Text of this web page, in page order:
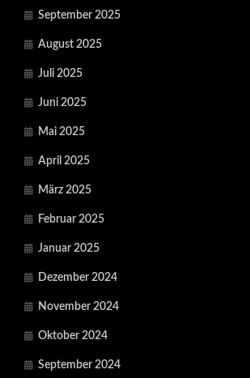
September 2025
August 2025
Juli 2025
Juni 2025
Mai 2025
April 2025
März 2025
Februar 2025
Januar 2025
Dezember 2024
November 2024
Oktober 2024
September 2024